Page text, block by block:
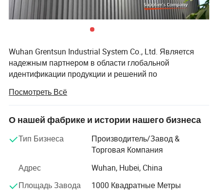
Wuhan Grentsun Industrial System Co., Ltd. Является
надежным партнером в области глобальной
идентификации продукции и решений по
предлагает полный спектр инновационных и зрелых
лазерных, струйных и контрафактных продуктов и
технологий отслеживания происхождения продукции.
производственных и торговых услуг в одном отделе,
который предоставляет комплексные решения для
обеспечения качества и безопасности продукции в
соответствии с нормативными требованиями и
требованиями рынка.
Посмотреть Всё
О нашей фабрике и истории нашего бизнеса
Тип Бизнеса
Производитель/Завод &
Торговая Компания
Адрес
Wuhan, Hubei, China
Площадь Завода
1000 Квадратные Метры